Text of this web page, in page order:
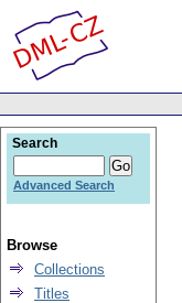
Search
Advanced Search
Browse
Collections
Titles